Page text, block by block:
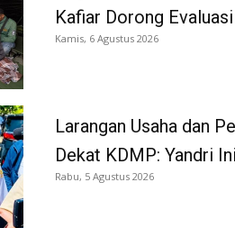
Kafiar Dorong
Kamis, 6 Agustus 2026
Larangan Usaha dan
Dekat KDMP: Yandri
Rabu, 5 Agustus 2026